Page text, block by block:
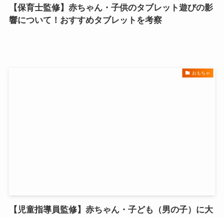
【保育士監修】赤ちゃん・子供のタブレット遊びの影
響について！おすすめタブレットを考察
おもちゃ
【児童指導員監修】赤ちゃん・子ども（男の子）に大